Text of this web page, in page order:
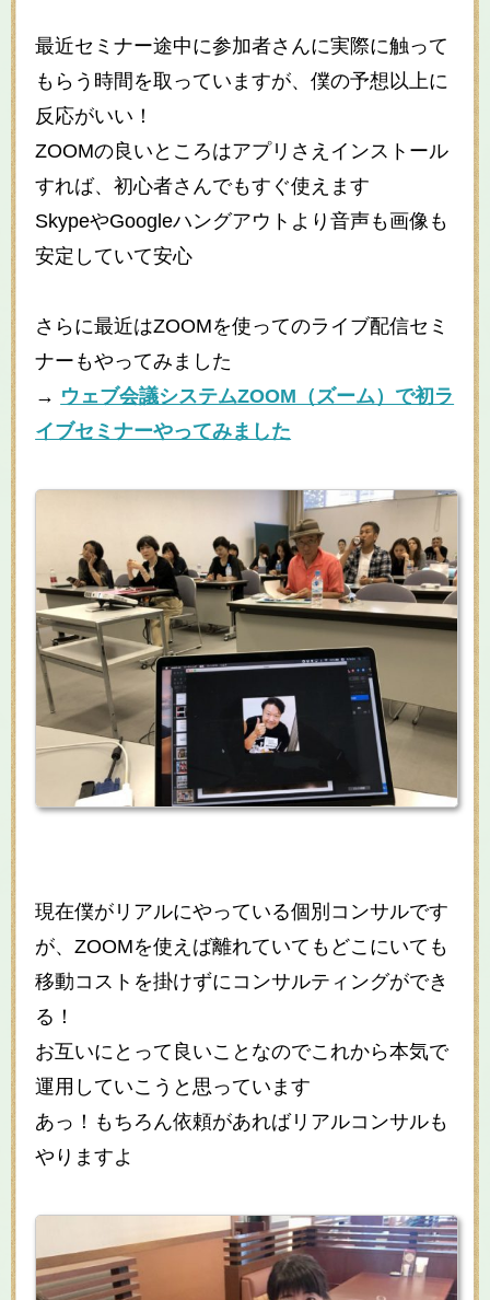
最近セミナー途中に参加者さんに実際に触って
もらう時間を取っていますが、僕の予想以上に
反応がいい！
ZOOMの良いところはアプリさえインストール
すれば、初心者さんでもすぐ使えます
SkypeやGoogleハングアウトより音声も画像も
安定していて安心
さらに最近はZOOMを使ってのライブ配信セミ
ナーもやってみました
→ ウェブ会議システムZOOM（ズーム）で初ラ
イブセミナーやってみました
現在僕がリアルにやっている個別コンサルです
が、ZOOMを使えば離れていてもどこにいても
移動コストを掛けずにコンサルティングができ
る！
お互いにとって良いことなのでこれから本気で
運用していこうと思っています
あっ！もちろん依頼があればリアルコンサルも
やりますよ